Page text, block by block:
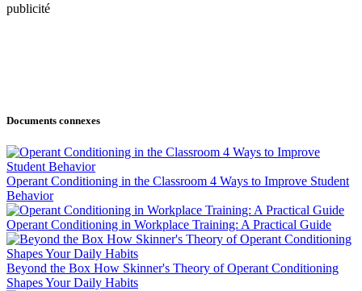
publicité
Documents connexes
Operant Conditioning in the Classroom 4 Ways to Improve Student
Behavior
Operant Conditioning in Workplace Training: A Practical Guide
Beyond the Box How Skinner's Theory of Operant Conditioning
Shapes Your Daily Habits